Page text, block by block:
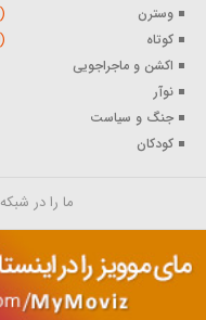
وسترن (742)
کوتاه (310)
اکشن و ماجراجویی
نوآر
جنگ و سیاست
کودکان
ما را در